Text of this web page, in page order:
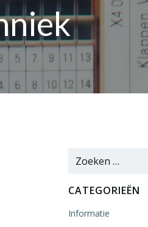
Zoeken
CATEGORIEËN
Informatie